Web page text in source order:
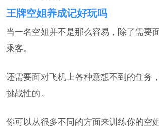
王牌空姐养成记好玩吗
当一名空姐并不是那么容易，除了需要
乘客。
还需要面对飞机上各种意想不到的任务
挑战性的。
你可以从很多不同的方面来训练你的空姐